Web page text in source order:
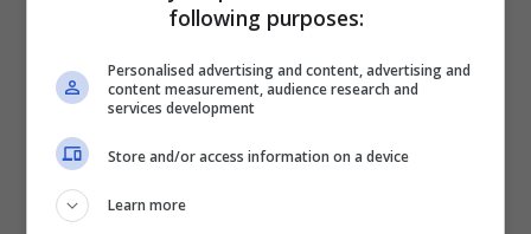
following purposes:
Personalised advertising and content, advertising and
content measurement, audience research and
services development
Store and/or access information on a device
Learn more